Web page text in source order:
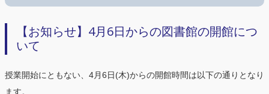
～
【お知らせ】4月6日からの図書館の開館につ
いて
授業開始にともない、4月6日(木)からの開館時間は以下の通りとなり
ます。